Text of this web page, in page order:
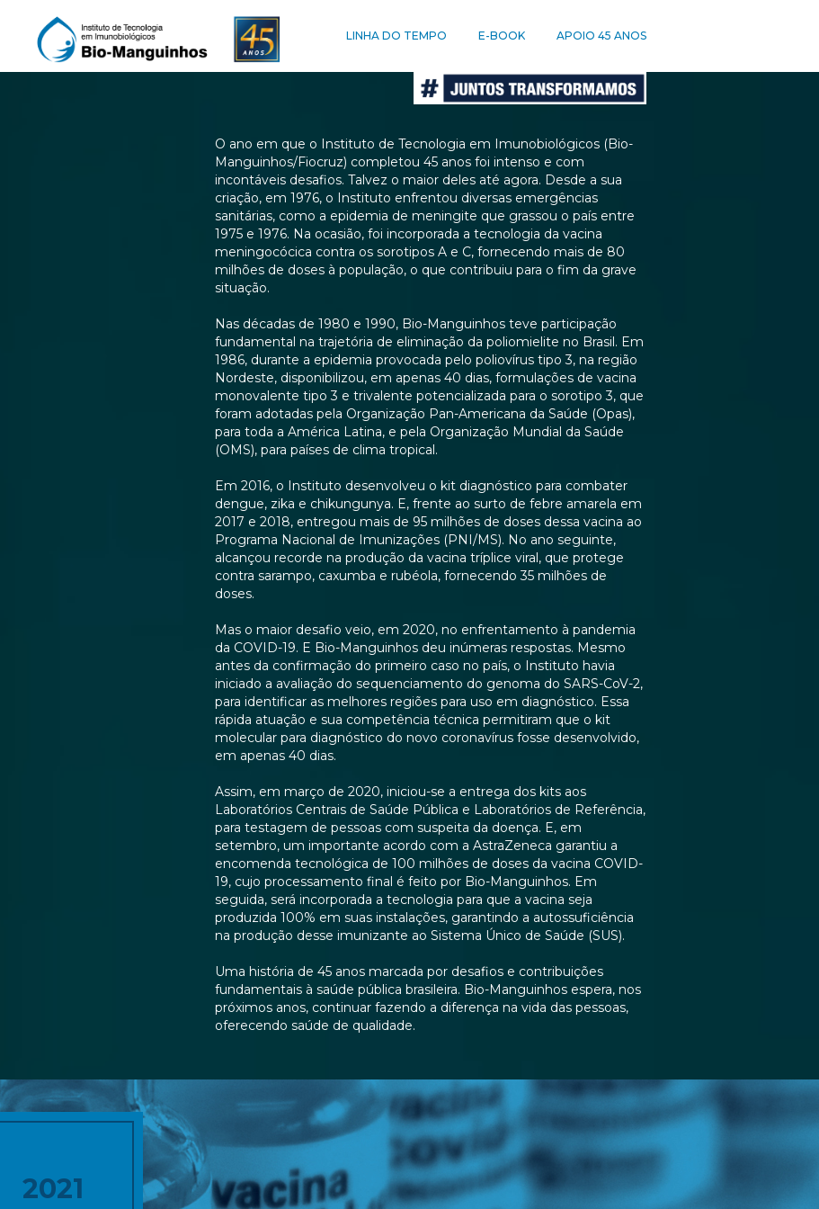
LINHA DO TEMPO E-BOOK APOIO 45 ANOS
O ano em que o Instituto de Tecnologia em Imunobiológicos (Bio-
Manguinhos/Fiocruz) completou 45 anos foi intenso e com
incontáveis desafios. Talvez o maior deles até agora. Desde a sua
criação, em 1976, o Instituto enfrentou diversas emergências
sanitárias, como a epidemia de meningite que grassou o país entre
1975 e 1976. Na ocasião, foi incorporada a tecnologia da vacina
meningocócica contra os sorotipos A e C, fornecendo mais de 80
milhões de doses à população, o que contribuiu para o fim da grave
situação.
Nas décadas de 1980 e 1990, Bio-Manguinhos teve participação
fundamental na trajetória de eliminação da poliomielite no Brasil. Em
1986, durante a epidemia provocada pelo poliovírus tipo 3, na região
Nordeste, disponibilizou, em apenas 40 dias, formulações de vacina
monovalente tipo 3 e trivalente potencializada para o sorotipo 3, que
foram adotadas pela Organização Pan-Americana da Saúde (Opas),
para toda a América Latina, e pela Organização Mundial da Saúde
(OMS), para países de clima tropical.
Em 2016, o Instituto desenvolveu o kit diagnóstico para combater
dengue, zika e chikungunya. E, frente ao surto de febre amarela em
2017 e 2018, entregou mais de 95 milhões de doses dessa vacina ao
Programa Nacional de Imunizações (PNI/MS). No ano seguinte,
alcançou recorde na produção da vacina tríplice viral, que protege
contra sarampo, caxumba e rubéola, fornecendo 35 milhões de
doses.
Mas o maior desafio veio, em 2020, no enfrentamento à pandemia
da COVID-19. E Bio-Manguinhos deu inúmeras respostas. Mesmo
antes da confirmação do primeiro caso no país, o Instituto havia
iniciado a avaliação do sequenciamento do genoma do SARS-CoV-2,
para identificar as melhores regiões para uso em diagnóstico. Essa
rápida atuação e sua competência técnica permitiram que o kit
molecular para diagnóstico do novo coronavírus fosse desenvolvido,
em apenas 40 dias.
Assim, em março de 2020, iniciou-se a entrega dos kits aos
Laboratórios Centrais de Saúde Pública e Laboratórios de Referência,
para testagem de pessoas com suspeita da doença. E, em
setembro, um importante acordo com a AstraZeneca garantiu a
encomenda tecnológica de 100 milhões de doses da vacina COVID-
19, cujo processamento final é feito por Bio-Manguinhos. Em
seguida, será incorporada a tecnologia para que a vacina seja
produzida 100% em suas instalações, garantindo a autossuficiência
na produção desse imunizante ao Sistema Único de Saúde (SUS).
Uma história de 45 anos marcada por desafios e contribuições
fundamentais à saúde pública brasileira. Bio-Manguinhos espera, nos
próximos anos, continuar fazendo a diferença na vida das pessoas,
oferecendo saúde de qualidade.
2021